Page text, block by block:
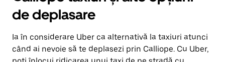
de deplasare
Ia în considerare Uber ca alternativă la taxiuri atunci
când ai nevoie să te deplasezi prin Calliope. Cu Uber,